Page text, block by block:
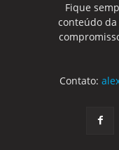
Fique
conteúdo
Contato: